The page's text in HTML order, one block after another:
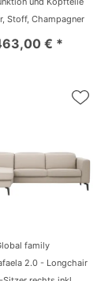
Stoff, Champagner
€ *
family
2.0 - Longchair